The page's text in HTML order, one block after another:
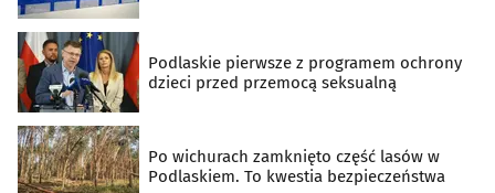
Podlaskie pierwsze z programem ochrony
dzieci przed przemocą seksualną
Po wichurach zamknięto część lasów w
Podlaskiem. To kwestia bezpieczeństwa